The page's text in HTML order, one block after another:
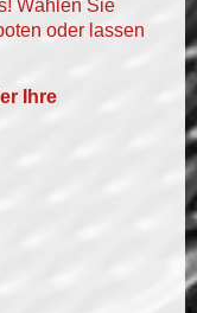
Wählen Sie
oder lassen
Ihre